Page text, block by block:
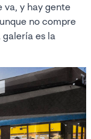
va, y hay gente
no compre
galería es la